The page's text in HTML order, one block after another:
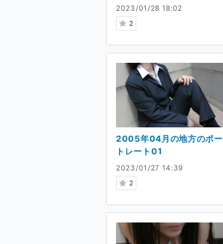
2023/01/28 18:02
2
2023/01/27 14:39
2
2005年04月の地方のポー
トレート01